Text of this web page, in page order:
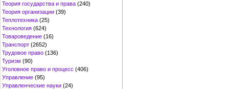
Теория государства и права (240)
Теория организации (39)
Теплотехника (25)
Технология (624)
Товароведение (16)
Транспорт (2652)
Трудовое право (136)
Туризм (90)
Уголовное право и процесс (406)
Управление (95)
Управленческие науки (24)